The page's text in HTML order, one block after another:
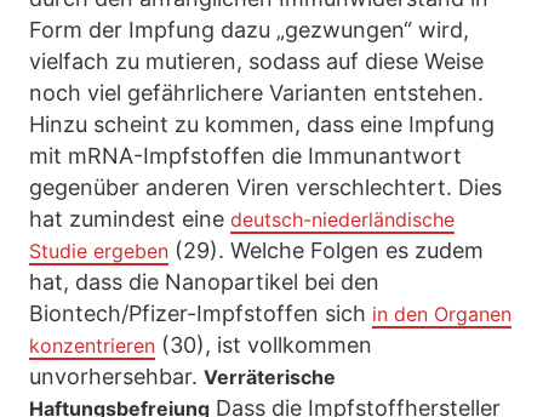
Form der Impfung dazu „gezwungen“ wird,
vielfach zu mutieren, sodass auf diese Weise
noch viel gefährlichere Varianten entstehen.
Hinzu scheint zu kommen, dass eine Impfung
mit mRNA-Impfstoffen die Immunantwort
gegenüber anderen Viren verschlechtert. Dies
hat zumindest eine deutsch-niederländische
Studie ergeben (29). Welche Folgen es zudem
hat, dass die Nanopartikel bei den
Biontech/Pfizer-Impfstoffen sich in den Organen
konzentrieren (30), ist vollkommen
unvorhersehbar. Verräterische
Haftungsbefreiung Dass die Impfstoffhersteller